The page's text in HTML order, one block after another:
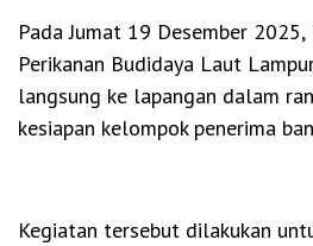
Pada Jumat 19 Desember
Perikanan Budidaya Laut
langsung ke lapangan dalam
kesiapan kelompok penerima
Kegiatan tersebut dilakukan